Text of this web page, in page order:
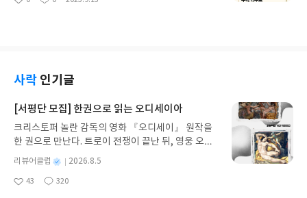
것은 신의 한수였다. 혹시 어딘가로 장소의 이동이 생
히 프로그래밍에 필요한 수학개념을 설명하고 해당
내한다. 매우 흥미로운 접근이었고 새롭게 수학을 학
습하는 좋은 방법이었다.
좋
댓
작
사락 인기글
[서평단 모집] 한권으로 읽는 오디세이아
크리스토퍼 놀란 감독의 영화 『오디세이』 원작을
한 권으로 만난다. 트로이 전쟁이 끝난 뒤, 영웅 오디
세우스는 고향 이타케로 돌아가기 위해 키클롭스, 마
녀 키르케, 세이렌의 노래, 포세이돈의 분노를 헤쳐
나간다. 그리스 철학 전공자인 옮긴이가 호메로스의
별
리뷰어클럽
성
2026.8.5
좋
43
댓
320
작